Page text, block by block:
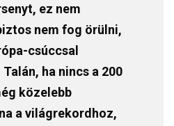
ez nem
nem fog örülni,
csúccsal
ha nincs a 200
közelebb
a világrekordhoz,